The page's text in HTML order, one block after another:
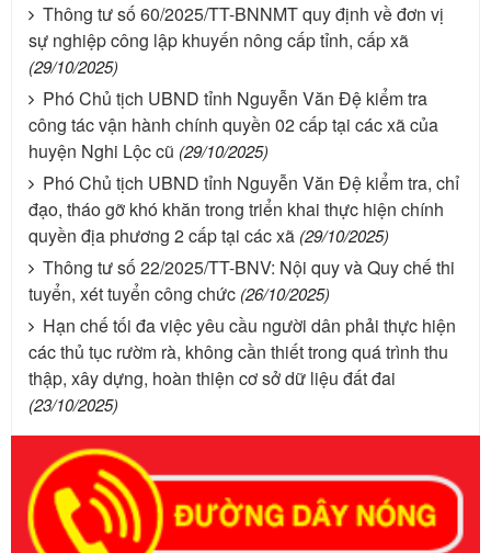
Thông tư số 60/2025/TT-BNNMT quy định về đơn vị
sự nghiệp công lập khuyến nông cấp tỉnh, cấp xã
(29/10/2025)
Phó Chủ tịch UBND tỉnh Nguyễn Văn Đệ kiểm tra
công tác vận hành chính quyền 02 cấp tại các xã của
huyện Nghi Lộc cũ (29/10/2025)
Phó Chủ tịch UBND tỉnh Nguyễn Văn Đệ kiểm tra, chỉ
đạo, tháo gỡ khó khăn trong triển khai thực hiện chính
quyền địa phương 2 cấp tại các xã (29/10/2025)
Thông tư số 22/2025/TT-BNV: Nội quy và Quy chế thi
tuyển, xét tuyển công chức (26/10/2025)
Hạn chế tối đa việc yêu cầu người dân phải thực hiện
các thủ tục rườm rà, không cần thiết trong quá trình thu
thập, xây dựng, hoàn thiện cơ sở dữ liệu đất đai
(23/10/2025)